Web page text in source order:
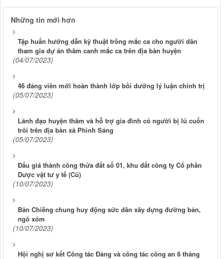
Những tin mới hơn
Tập huấn hướng dẫn kỹ thuật trồng mắc ca cho người dân
tham gia dự án thâm canh mắc ca trên địa bàn huyện
(04/07/2023)
46 đảng viên mới hoàn thành lớp bồi dưỡng lý luận chính trị
(05/07/2023)
Lãnh đạo huyện thăm và hỗ trợ gia đình có người bị lũ cuốn
trôi trên địa bàn xã Phình Sáng
(05/07/2023)
Đấu giá thành công thửa đất số 01, khu đất công ty Cổ phần
Dược vật tư y tế (Cũ)
(10/07/2023)
Bản Chiềng chung huy động sức dân xây dựng đường bản,
ngõ xóm
(10/07/2023)
Hội nghị sơ kết Công tác Đảng và công tác công an 6 tháng